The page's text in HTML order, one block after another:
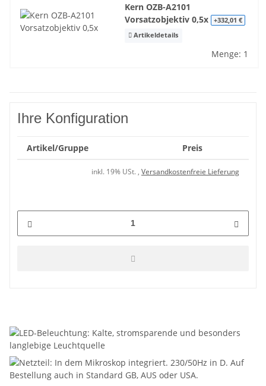
Kern OZB-A2101
Vorsatzobjektiv 0,5x
+332,01 €
Artikeldetails
Menge: 1
Ihre Konfiguration
Artikel/Gruppe Preis
inkl. 19% USt. , Versandkostenfreie Lieferung